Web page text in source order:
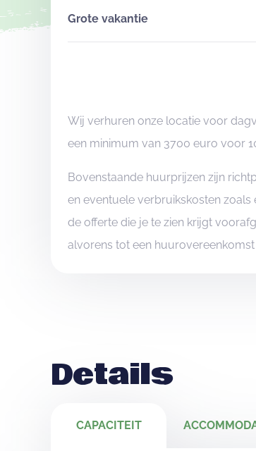
Grote vakantie
Wij verhuren onze locatie voor
een minimum van 3700 euro voor
Bovenstaande huurprijzen zijn
en eventuele verbruikskosten
de offerte die je te zien krijgt
alvorens tot een huurovereenkomst
Details
CAPACITEIT